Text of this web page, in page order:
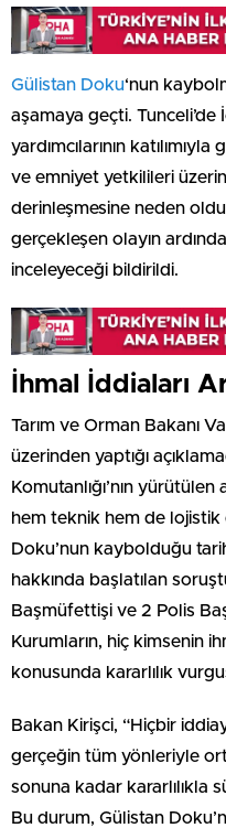
Gülistan Doku‘nun
aşamaya geçti.
yardımcılarının
ve emniyet yetkilileri
derinleşmesine neden
gerçekleşen olayın
inceleyeceği bildirildi.
İhmal İddiaları
Tarım ve Orman Bakanı
üzerinden yaptığı
Komutanlığı’nın yürütülen
hem teknik hem de lojistik
Doku’nun kaybolduğu
hakkında başlatılan
Başmüfettişi ve 2 Polis
Kurumların, hiç kimsenin
konusunda kararlılık
Bakan Kirişci, “Hiçbir
gerçeğin tüm yönleriyle
sonuna kadar kararlılıkla
Bu durum, Gülistan